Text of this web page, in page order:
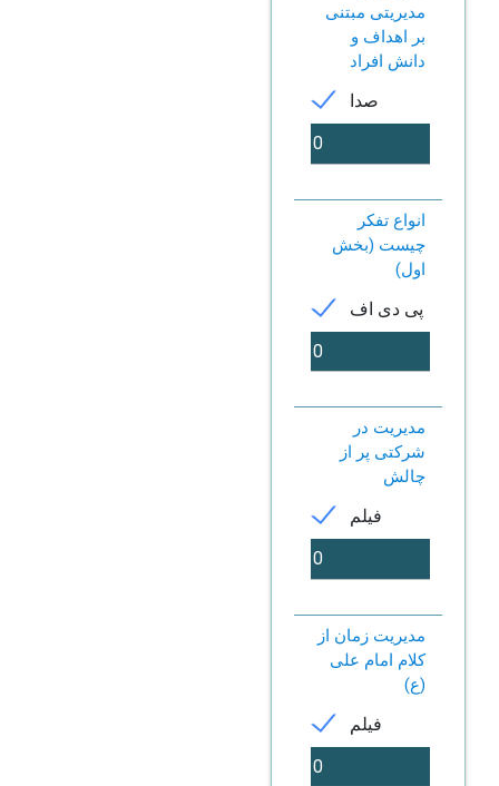
مدیریتی مبتنی
بر اهداف و
دانش افراد
صدا
انواع تفکر
چیست (بخش
اول)
پی دی اف
مدیریت در
شرکتی پر از
چالش
فیلم
مدیریت زمان از
کلام امام علی
(ع)
فیلم